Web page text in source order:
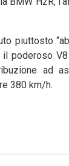
piuttosto
poderoso
380 km/h.